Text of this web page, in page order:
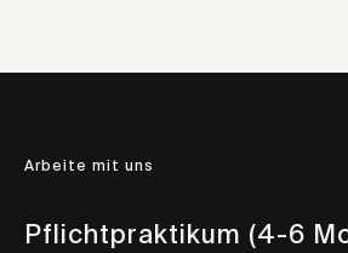
Arbeite mit uns
Pflichtpraktikum (4-6